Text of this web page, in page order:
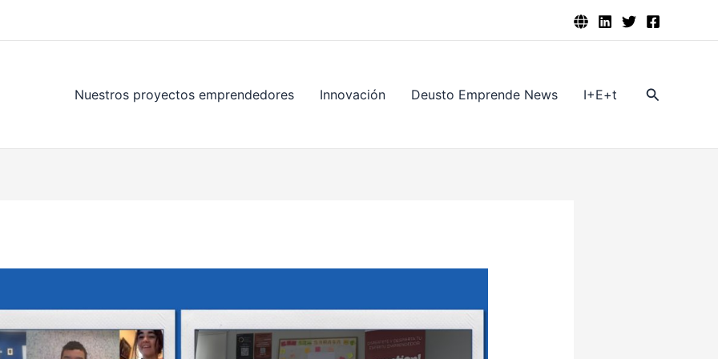
Nuestros proyectos emprendedores Innovación Deusto Emprende News I+E+t Buscar